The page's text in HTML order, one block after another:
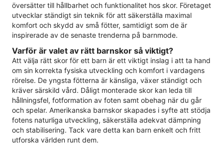
översätter till hållbarhet och funktionalitet hos skor. Företaget
utvecklar ständigt sin teknik för att säkerställa maximal
komfort och skydd av små fötter, samtidigt som de är
inspirerade av de senaste trenderna på barnmode.
Varför är valet av rätt barnskor så viktigt?
Att välja rätt skor för ett barn är ett viktigt inslag i att ta hand
om sin korrekta fysiska utveckling och komfort i vardagens
rörelse. De yngsta fötterna är känsliga, växer ständigt och
kräver särskild vård. Dåligt monterade skor kan leda till
hållningsfel, fotformation av foten samt obehag när du går
och spelar. Amerikanska barnskor skapades i syfte att stödja
fotens naturliga utveckling, säkerställa adekvat dämpning
och stabilisering. Tack vare detta kan barn enkelt och fritt
utforska världen runt dem.